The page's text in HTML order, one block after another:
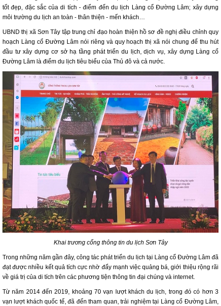
tốt đẹp, đặc sắc của di tích - điểm đến du lịch Làng cổ Đường Lâm; xây dựng
môi trường du lịch an toàn - thân thiện - mến khách…
UBND thị xã Sơn Tây tập trung chỉ đạo hoàn thiện hồ sơ đề nghị điều chỉnh quy
hoạch Làng cổ Đường Lâm nói riêng và quy hoạch thị xã nói chung để thu hút
đầu tư xây dựng cơ sở hạ tầng phát triển du lịch, dịch vụ, xây dựng Làng cổ
Đường Lâm là điểm du lịch tiêu biểu của Thủ đô và cả nước.
Khai trương cổng thông tin du lịch Sơn Tây
Trong những năm gần đây, công tác phát triển du lịch tại Làng cổ Đường Lâm đã
đạt được nhiều kết quả tích cực nhờ đẩy mạnh việc quảng bá, giới thiệu rộng rãi
về giá trị của di tích trên các phương tiện thông tin đại chúng và internet.
Từ năm 2014 đến 2019, khoảng 70 vạn lượt khách du lịch, trong đó có hơn 3
vạn lượt khách quốc tế, đã đến tham quan, trải nghiệm tại Làng cổ Đường Lâm,